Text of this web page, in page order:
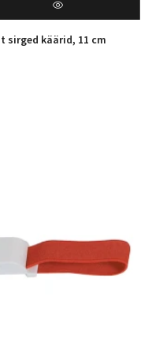
sirged käärid, 11 cm